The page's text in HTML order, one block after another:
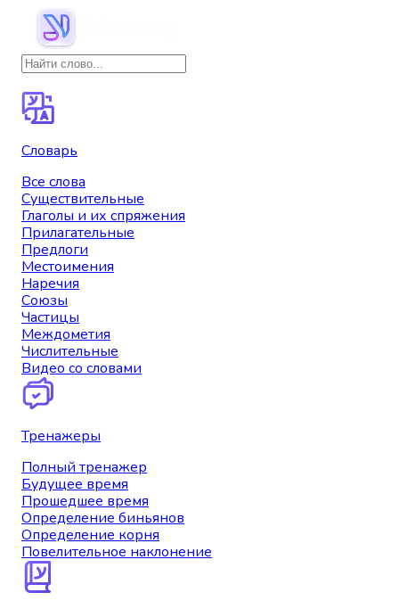
Словарь
Все слова
Существительные
Глаголы и их спряжения
Прилагательные
Предлоги
Местоимения
Наречия
Союзы
Частицы
Междометия
Числительные
Видео со словами
Тренажеры
Полный тренажер
Будущее время
Прошедшее время
Определение биньянов
Определение корня
Повелительное наклонение